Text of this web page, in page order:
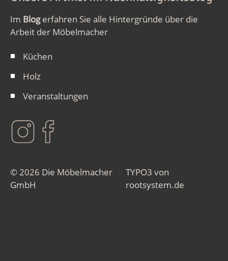
Im Blogerfahren Sie alle Hintergründe über die
Arbeit der Möbelmacher
Küchen
Holz
Veranstaltungen
© 2026 Die Möbelmacher
GmbH
TYPO3 von
rootsystem.de